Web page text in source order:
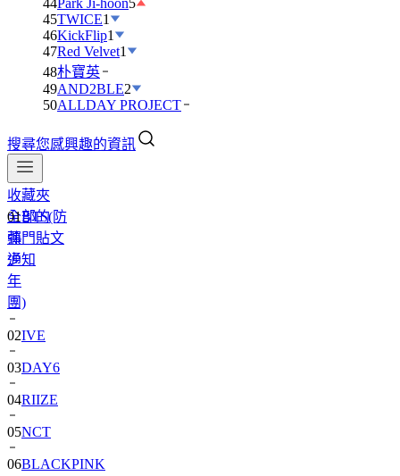
44Park Ji-hoon5
45TWICE1
46KickFlip1
47Red Velvet1
48朴寶英
49AND2BLE2
50ALLDAY PROJECT
搜尋您感興趣的資訊
收藏夾
全部的
熱門貼文
通知
01BTS(防
彈
少
年
團)
02IVE
03DAY6
04RIIZE
05NCT
06BLACKPINK